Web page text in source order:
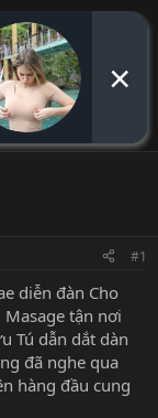
Đăng ký
Cư
#1
diễn đàn Cho
tận nơi
Tú dẫn dắt dàn
đã nghe qua
hàng đầu cung